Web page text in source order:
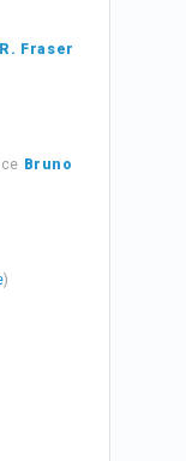
R. Fraser
Bruno
)